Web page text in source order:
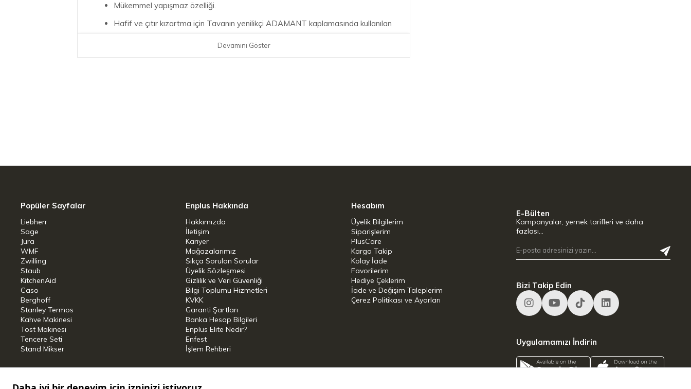
Mükemmel yapışmaz özelliği.
Hafif ve çıtır kızartma için Tavanın yenilikçi ADAMANT kaplamasında kullanılan
Devamını Göster
Popüler Sayfalar
Liebherr
Sage
Jura
WMF
Zwilling
Staub
KitchenAid
Caso
Berghoff
Stanley Termos
Kahve Makinesi
Tost Makinesi
Tencere Seti
Stand Mikser
Enplus Hakkında
Hakkımızda
İletişim
Kariyer
Mağazalarımız
Sıkça Sorulan Sorular
Üyelik Sözleşmesi
Gizlilik ve Veri Güvenliği
Bilgi Toplumu Hizmetleri
KVKK
Garanti Şartları
Banka Hesap Bilgileri
Enplus Elite Nedir?
Enfest
İşlem Rehberi
Hesabım
Üyelik Bilgilerim
Siparişlerim
PlusCare
Kargo Takip
Kolay İade
Favorilerim
Hediye Çeklerim
İade ve Değişim Taleplerim
Çerez Politikası ve Ayarları
E-Bülten
Kampanyalar, yemek tarifleri ve daha
fazlası…
Bizi Takip Edin
Uygulamamızı İndirin